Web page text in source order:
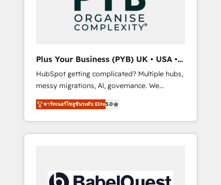
services and industrial sectors. Offices in
Johannesburg, Cape Town, Dubai & London.
500+ HubSpot CRM implementations
Google AI Overviews. HubSpot Impact Award
- Customer First HubSpot Impact Award -
Integrations Innovation HubSpot Impact
Award - Platform Migration Excellence
HubSpot Impact Award - Platform Excellence
40+ full-time HubSpot professionals. 100s of
certifications and accreditations with
Plus Your Business (PYB) UK • USA •
Europe
HubSpot getting complicated? Multiple hubs,
messy migrations, AI, governance. We
organise that complexity, so your team can
put HubSpot to work... Welcome to our
Profile! We help with: • CRM implementation,
reports, workflows, and team training • CRM
governance for HubSpot-centred operations
พาร์ทเนอร์โซลูชันระดับ Elite5.0